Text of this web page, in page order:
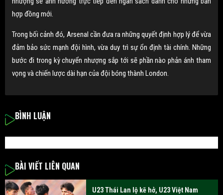
hợp đồng mới.
Trong bối cảnh đó, Arsenal cần đưa ra những quyết định hợp lý để vừa
đảm bảo sức mạnh đội hình, vừa duy trì sự ổn định tài chính. Những
bước đi trong kỳ chuyển nhượng sắp tới sẽ phần nào phản ánh tham
vọng và chiến lược dài hạn của đội bóng thành London.
BÌNH LUẬN
BÀI VIẾT LIÊN QUAN
U23 Thái Lan lộ kẽ hở, U23 Việt Nam